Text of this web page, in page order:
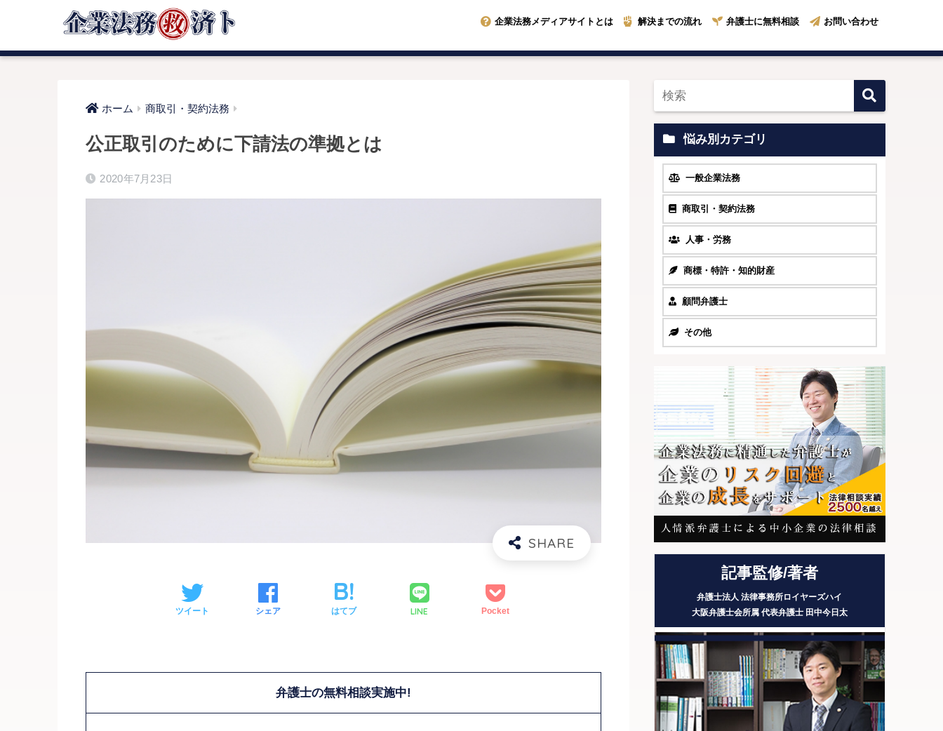
企業法務メディアサイトとは 解決までの流れ 弁護士に無料相談 お問い合わせ
ホーム 商取引・契約法務
公正取引のために下請法の準拠とは
2020年7月23日
ツイート シェア はてブ LINE Pocket
弁護士の無料相談実施中!
悩み別カテゴリ
一般企業法務
商取引・契約法務
人事・労務
商標・特許・知的財産
顧問弁護士
その他
記事監修/著者
弁護士法人 法律事務所ロイヤーズハイ
大阪弁護士会所属 代表弁護士田中今日太